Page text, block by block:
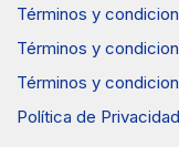
Términos y
Términos y
Términos y
Política de Privacidad